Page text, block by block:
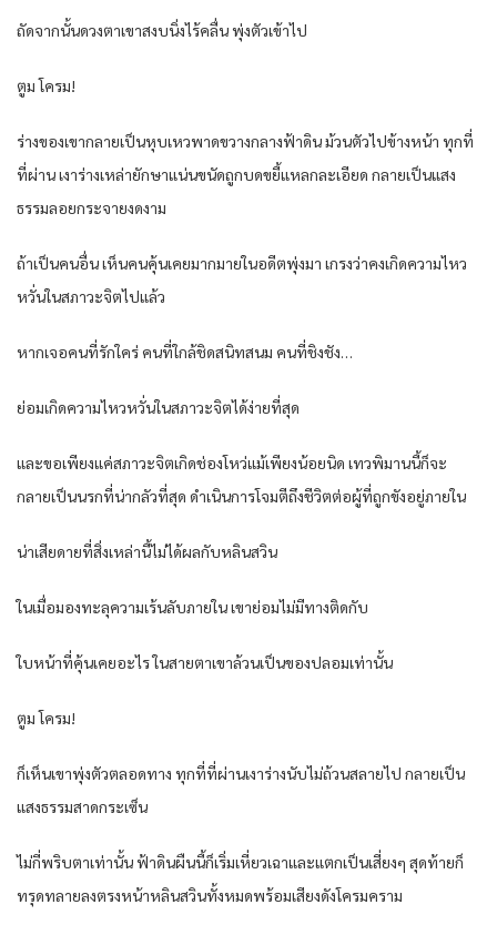
ถัดจากนั้นดวงตาเขาสงบนิ่งไร้คลื่น พุ่งตัวเข้าไป
ตูม โครม!
ร่างของเขากลายเป็นหุบเหวพาดขวางกลางฟ้าดิน ม้วนตัวไปข้างหน้า ทุกที่
ที่ผ่าน เงาร่างเหล่ายักษาแน่นขนัดถูกบดขยี้แหลกละเอียด กลายเป็นแสง
ธรรมลอยกระจายงดงาม
ถ้าเป็นคนอื่น เห็นคนคุ้นเคยมากมายในอดีตพุ่งมา เกรงว่าคงเกิดความไหว
หวั่นในสภาวะจิตไปแล้ว
หากเจอคนที่รักใคร่ คนที่ใกล้ชิดสนิทสนม คนที่ชิงชัง…
ย่อมเกิดความไหวหวั่นในสภาวะจิตได้ง่ายที่สุด
และขอเพียงแค่สภาวะจิตเกิดช่องโหว่แม้เพียงน้อยนิด เทวพิมานนี้ก็จะ
กลายเป็นนรกที่น่ากลัวที่สุด ดำเนินการโจมตีถึงชีวิตต่อผู้ที่ถูกขังอยู่ภายใน
น่าเสียดายที่สิ่งเหล่านี้ไม่ได้ผลกับหลินสวิน
ในเมื่อมองทะลุความเร้นลับภายใน เขาย่อมไม่มีทางติดกับ
ใบหน้าที่คุ้นเคยอะไร ในสายตาเขาล้วนเป็นของปลอมเท่านั้น
ตูม โครม!
ก็เห็นเขาพุ่งตัวตลอดทาง ทุกที่ที่ผ่านเงาร่างนับไม่ถ้วนสลายไป กลายเป็น
แสงธรรมสาดกระเซ็น
ไม่กี่พริบตาเท่านั้น ฟ้าดินผืนนี้ก็เริ่มเหี่ยวเฉาและแตกเป็นเสี่ยงๆ สุดท้ายก็
ทรุดทลายลงตรงหน้าหลินสวินทั้งหมดพร้อมเสียงดังโครมคราม